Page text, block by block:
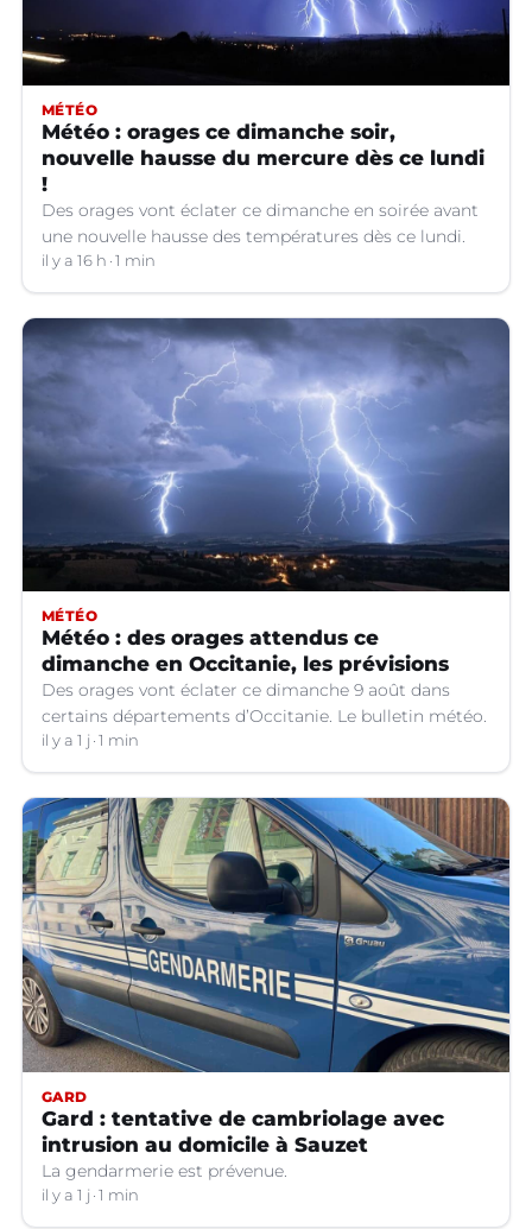
MÉTÉO
Météo : orages ce dimanche soir,
nouvelle hausse du mercure dès ce lundi
!
Des orages vont éclater ce dimanche en soirée avant
une nouvelle hausse des températures dès ce lundi.
il y a 16 h 1 min
MÉTÉO
Météo : des orages attendus ce
dimanche en Occitanie, les prévisions
Des orages vont éclater ce dimanche 9 août dans
certains départements d’Occitanie. Le bulletin météo.
il y a 1 j 1 min
GARD
Gard : tentative de cambriolage avec
intrusion au domicile à Sauzet
La gendarmerie est prévenue.
il y a 1 j 1 min